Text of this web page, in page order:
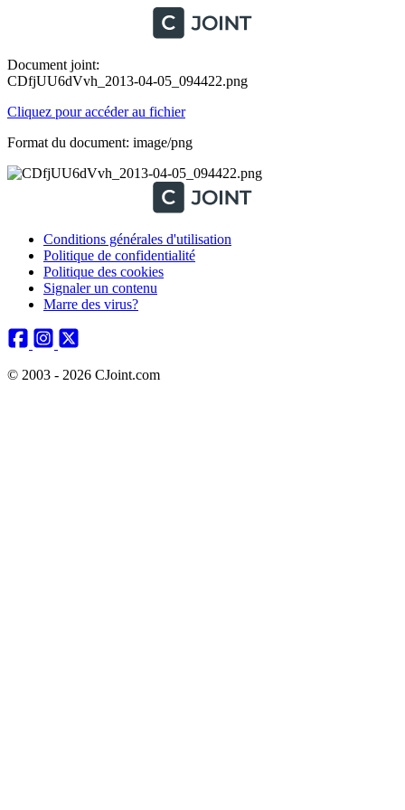
Document joint:
CDfjUU6dVvh_2013-04-05_094422.png
Cliquez pour accéder au fichier
Format du document: image/png
Conditions générales d'utilisation
Politique de confidentialité
Politique des cookies
Signaler un contenu
Marre des virus?
© 2003 - 2026 CJoint.com